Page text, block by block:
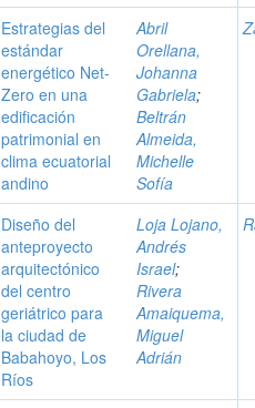
Estrategias del
estándar
energético Net-
Zero en una
edificación
patrimonial en
clima ecuatorial
andino
Abril
Orellana,
Johanna
Gabriela;
Beltrán
Almeida,
Michelle
Sofía
Diseño del
anteproyecto
arquitectónico
del centro
geriátrico para
la ciudad de
Babahoyo, Los
Ríos
Loja Lojano,
Andrés
Israel;
Rivera
Amaiquema,
Miguel
Adrián